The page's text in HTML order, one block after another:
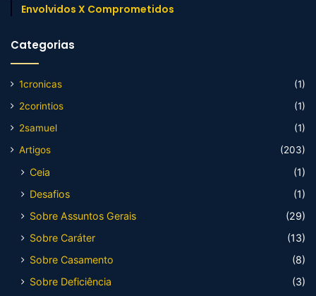
Envolvidos X Comprometidos
Categorias
1cronicas
(1)
2corintios
(1)
2samuel
(1)
Artigos
(203)
Ceia
(1)
Desafios
(1)
Sobre Assuntos Gerais
(29)
Sobre Caráter
(13)
Sobre Casamento
(8)
Sobre Deficiência
(3)